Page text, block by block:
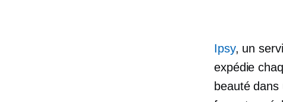
Ipsy, un
expédie
beauté